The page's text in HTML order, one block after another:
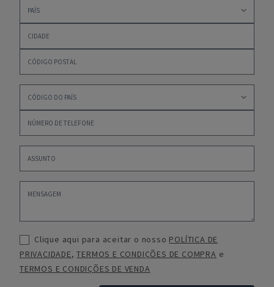
Clique aqui para aceitar o nosso POLÍTICA DE
PRIVACIDADE,TERMOS E CONDIÇÕES DE COMPRA e
TERMOS E CONDIÇÕES DE VENDA